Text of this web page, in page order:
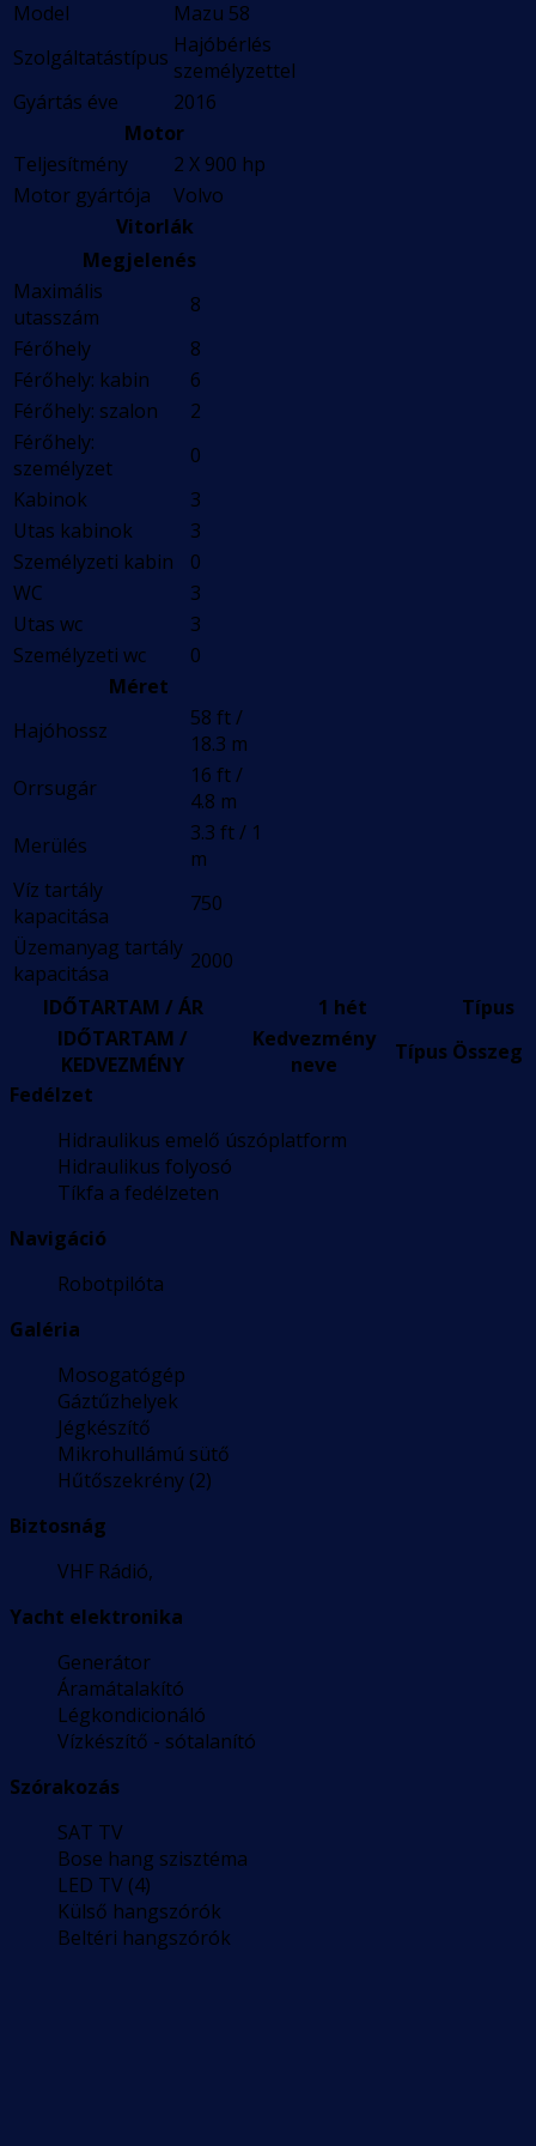
Model
Mazu 58
Szolgáltatástípus Hajóbérlés
személyzettel
Gyártás éve
2016
Motor
Teljesítmény
2 X 900 hp
Motor gyártója
Volvo
Vitorlák
Megjelenés
Maximális
utasszám
8
Férőhely
8
Férőhely: kabin
6
Férőhely: szalon
2
Férőhely:
személyzet
0
Kabinok
3
Utas kabinok
3
Személyzeti kabin
0
WC
3
Utas wc
3
Személyzeti wc
0
Méret
Hajóhossz
58 ft /
18.3 m
Orrsugár
16 ft /
4.8 m
Merülés
3.3 ft / 1
m
Víz tartály
kapacitása
750
Üzemanyag tartály
kapacitása
2000
IDŐTARTAM / ÁR
1 hét
Típus
IDŐTARTAM /
KEDVEZMÉNY
Kedvezmény
neve
Típus Összeg
Fedélzet
Hidraulikus emelő úszóplatform
Hidraulikus folyosó
Tíkfa a fedélzeten
Navigáció
Robotpilóta
Galéria
Mosogatógép
Gáztűzhelyek
Jégkészítő
Mikrohullámú sütő
Hűtőszekrény (2)
Biztosnág
VHF Rádió,
Yacht elektronika
Generátor
Áramátalakító
Légkondicionáló
Vízkészítő - sótalanító
Szórakozás
SAT TV
Bose hang szisztéma
LED TV (4)
Külső hangszórók
Beltéri hangszórók